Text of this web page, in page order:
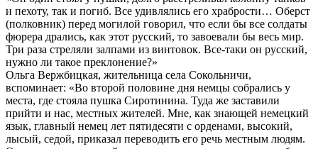
и пехоту, так и погиб. Все удивлялись его храбрости… Оберст
(полковник) перед могилой говорил, что если бы все солдаты
фюрера дрались, как этот русский, то завоевали бы весь мир.
Три раза стреляли залпами из винтовок. Все-таки он русский,
нужно ли такое преклонение?»
Ольга Вержбицкая, жительница села Сокольничи,
вспоминает: «Во второй половине дня немцы собрались у
места, где стояла пушка Сиротинина. Туда же заставили
прийти и нас, местных жителей. Мне, как знающей немецкий
язык, главный немец лет пятидесяти с орденами, высокий,
лысый, седой, приказал переводить его речь местным людям.